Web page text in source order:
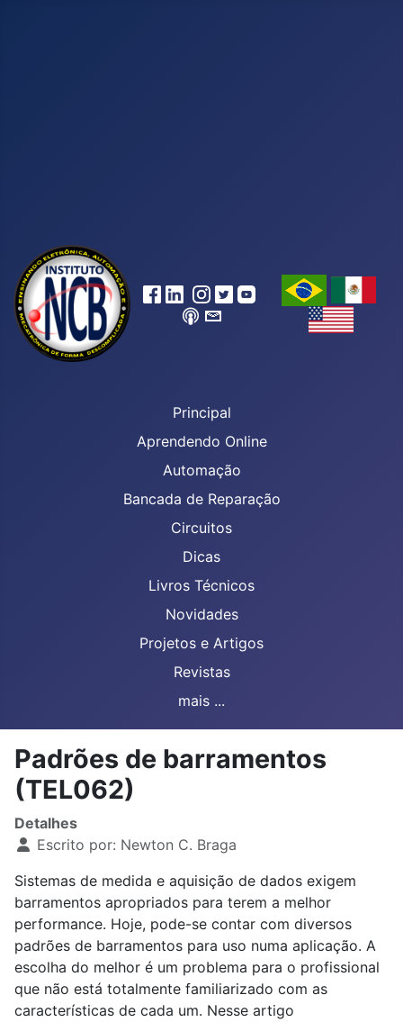
Principal
Aprendendo Online
Automação
Bancada de Reparação
Circuitos
Dicas
Livros Técnicos
Novidades
Projetos e Artigos
Revistas
mais ...
Padrões de barramentos
(TEL062)
Detalhes
Escrito por: Newton C. Braga
Sistemas de medida e aquisição de dados exigem
barramentos apropriados para terem a melhor
performance. Hoje, pode-se contar com diversos
padrões de barramentos para uso numa aplicação. A
escolha do melhor é um problema para o profissional
que não está totalmente familiarizado com as
características de cada um. Nesse artigo